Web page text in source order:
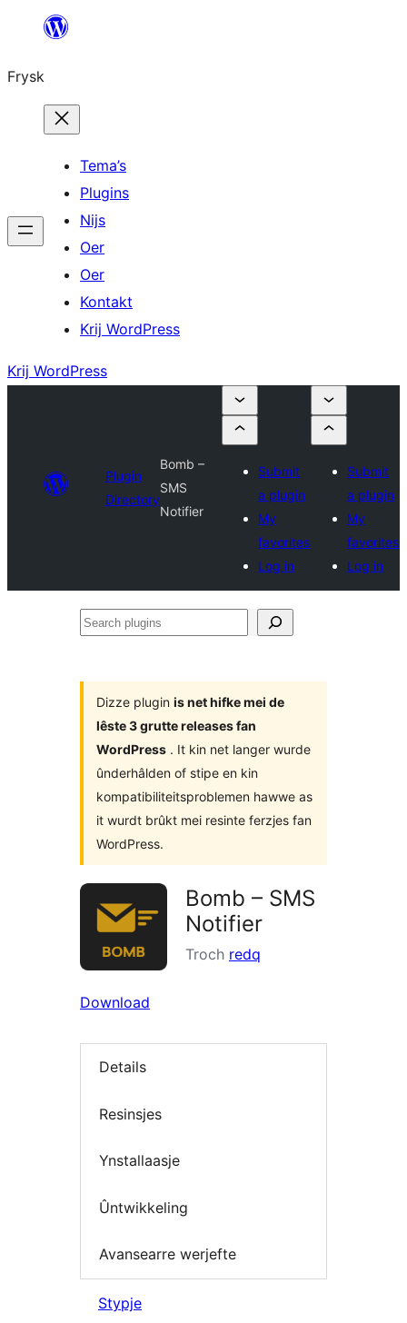
Fierder
ynhâld
Frysk
Tema’s
Plugins
Nijs
Oer
Oer
Kontakt
Krij WordPress
Krij WordPress
Plugin
Directory
Bomb –
SMS
Notifier
Submit
a plugin
My
favorites
Log in
Submit
a plugin
My
favorites
Log in
Search
Dizze plugin is net hifke mei de
lêste 3 grutte releases fan
WordPress . It kin net langer wurde
ûnderhâlden of stipe en kin
kompatibiliteitsproblemen hawwe as
it wurdt brûkt mei resinte ferzjes fan
WordPress.
Bomb – SMS
Notifier
Troch redq
Download
Details
Resinsjes
Ynstallaasje
Ûntwikkeling
Avansearre werjefte
Stypje